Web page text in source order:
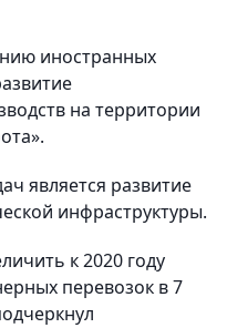
иностранных
на территории
является развитие
инфраструктуры.
к 2020 году
перевозок в 7